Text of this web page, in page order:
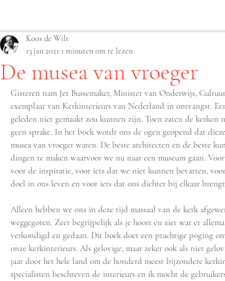
De musea van vroeger
Koos de Wilt
13 jan 2021 1 minuten om te lezen
Gisteren nam Jet Bussemaker, Minister van Onderwijs,
exemplaar van Kerkinterieurs van Nederland in ontvangst.
geleden niet gemaakt zou kunnen zijn. Toen zaten de kerken
geen sprake. In het boek wordt ons de ogen geopend dat
musea van vroeger waren. De beste architecten en de beste
dingen te maken waarvoor we nu naar een museum gaan.
voor de inspiratie, voor iets dat we niet kunnen bevatten,
doel in ons leven en voor iets dat ons dichter bij elkaar
Alleen hebben we ons in deze tijd massaal van de kerk
weggegoten. Zeer begrijpelijk als je hoort en ziet wat er
verkondigd en gedaan. Dit boek doet een prachtige poging
onze kerkinterieurs. Als gelovige, maar zeker ook als niet
jaar door het hele land om de honderd meest bijzondere
specialisten beschreven de interieurs en ik mocht de